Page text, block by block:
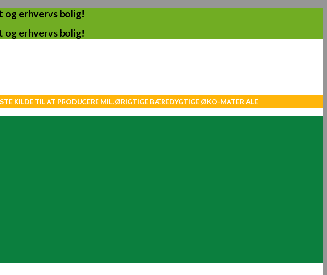
og erhvervs bolig!
og erhvervs bolig!
KILDE TIL AT PRODUCERE MILJØRIGTIGE BÆREDYGTIGE ØKO-MATERIALE